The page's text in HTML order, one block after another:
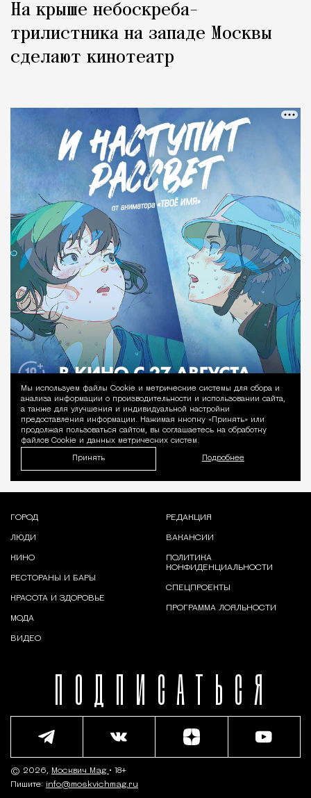
На крыше небоскреба-
трилистника на западе Москвы
сделают кинотеатр
Уведомление
Мы используем файлы Сookie и метрические системы для сбора и
анализа информации о производительности и использовании сайта,
а также для улучшения и индивидуальной настройки
предоставления информации. Нажимая кнопку «Принять» или
продолжая пользоваться сайтом, вы соглашаетесь на обработку
файлов Cookie и данных метрических систем.
Принять Подробнее
ПОДПИСАТЬСЯ
ГОРОД
ЛЮДИ
КИНО
РЕСТОРАНЫ И БАРЫ
КРАСОТА И ЗДОРОВЬЕ
МОДА
ВИДЕО
РЕДАКЦИЯ
ВАКАНСИИ
ПОЛИТИКА
КОНФИДЕНЦИАЛЬНОСТИ
СПЕЦПРОЕКТЫ
ПРОГРАММА ЛОЯЛЬНОСТИ
© 2026, Москвич Mag • 18+
Пишите: info@moskvichmag.ru